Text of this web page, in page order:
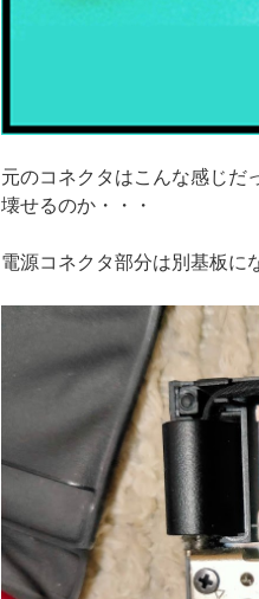
元のコネクタはこんな感じだ
壊せるのか・・・
電源コネクタ部分は別基板に